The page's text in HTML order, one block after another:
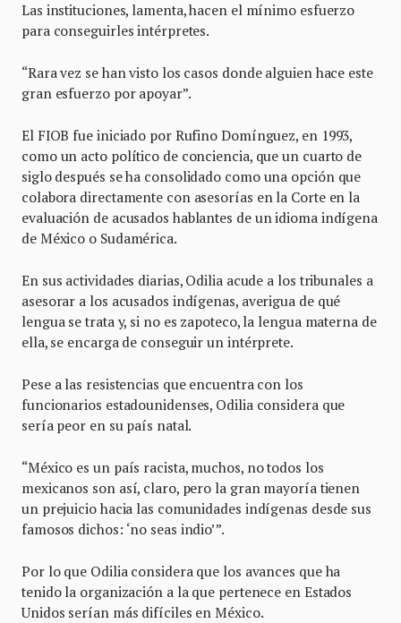
Las instituciones, lamenta, hacen el mínimo esfuerzo
para conseguirles intérpretes.
“Rara vez se han visto los casos donde alguien hace este
gran esfuerzo por apoyar”.
El FIOB fue iniciado por Rufino Domínguez, en 1993,
como un acto político de conciencia, que un cuarto de
siglo después se ha consolidado como una opción que
colabora directamente con asesorías en la Corte en la
evaluación de acusados hablantes de un idioma indígena
de México o Sudamérica.
En sus actividades diarias, Odilia acude a los tribunales a
asesorar a los acusados indígenas, averigua de qué
lengua se trata y, si no es zapoteco, la lengua materna de
ella, se encarga de conseguir un intérprete.
Pese a las resistencias que encuentra con los
funcionarios estadounidenses, Odilia considera que
sería peor en su país natal.
“México es un país racista, muchos, no todos los
mexicanos son así, claro, pero la gran mayoría tienen
un prejuicio hacia las comunidades indígenas desde sus
famosos dichos: ‘no seas indio’”.
Por lo que Odilia considera que los avances que ha
tenido la organización a la que pertenece en Estados
Unidos serían más difíciles en México.